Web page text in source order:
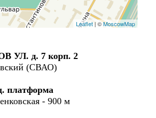
Leaflet| ©MoscowMap
УЛ. д. 7 корп. 2
(СВАО)
платформа
- 900 м